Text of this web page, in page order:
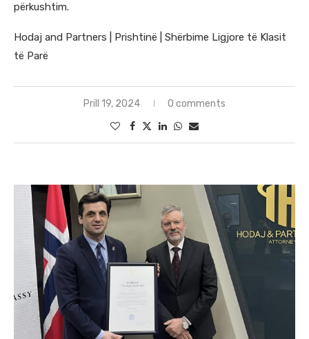
përkushtim.
Hodaj and Partners | Prishtinë | Shërbime Ligjore të Klasit
të Parë
Prill 19, 2024 0 comments